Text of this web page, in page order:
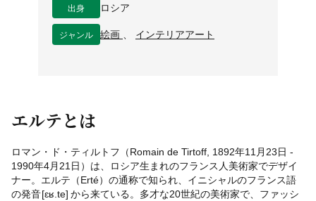
出身 ロシア
ジャンル 絵画 インテリアアート
エルテとは
ロマン・ド・ティルトフ（Romain de Tirtoff, 1892年11月23日 -
1990年4月21日）は、ロシア生まれのフランス人美術家でデザイ
ナー。エルテ（Erté）の通称で知られ、イニシャルのフランス語
の発音 [ɛʁ.te] から来ている。多才な20世紀の美術家で、ファッシ